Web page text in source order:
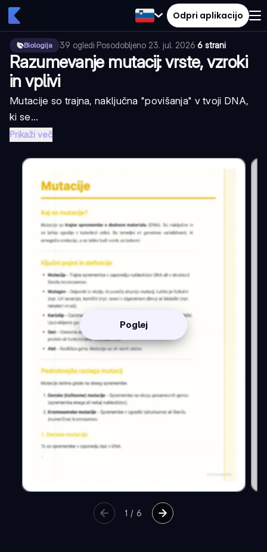
Odpri aplikacijo
Biologija 39 ogledi·Posodobljeno 23. jul. 2026·6 strani
Razumevanje mutacij: vrste, vzroki
in vplivi
Mutacije so trajna, naključna "povišanja" v tvoji DNA,
ki se...
Prikaži več
Poglej
1 /6